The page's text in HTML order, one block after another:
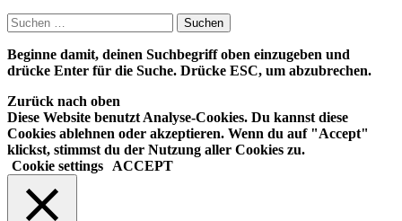
Suchen
nach:
Beginne damit, deinen Suchbegriff oben einzugeben und
drücke Enter für die Suche. Drücke ESC, um abzubrechen.
Zurück nach oben
Diese Website benutzt Analyse-Cookies. Du kannst diese
Cookies ablehnen oder akzeptieren. Wenn du auf "Accept"
klickst, stimmst du der Nutzung aller Cookies zu.
Cookie settings
ACCEPT